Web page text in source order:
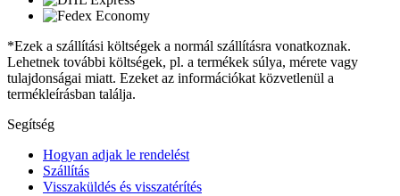
*Ezek a szállítási költségek a normál szállításra vonatkoznak.
Lehetnek további költségek, pl. a termékek súlya, mérete vagy
tulajdonságai miatt. Ezeket az információkat közvetlenül a
termékleírásban találja.
Segítség
Hogyan adjak le rendelést
Szállítás
Visszaküldés és visszatérítés